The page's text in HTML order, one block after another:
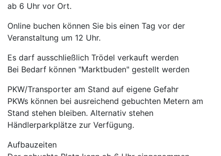
ab 6 Uhr vor Ort.
Online buchen können Sie bis einen Tag vor der
Veranstaltung um 12 Uhr.
Es darf ausschließlich Trödel verkauft werden
Bei Bedarf können "Marktbuden" gestellt werden
PKW/Transporter am Stand auf eigene Gefahr
PKWs können bei ausreichend gebuchten Metern am
Stand stehen bleiben. Alternativ stehen
Händlerparkplätze zur Verfügung.
Aufbauzeiten